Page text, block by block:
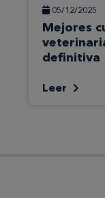
05/12/2025
Mejores
definitiva
Leer